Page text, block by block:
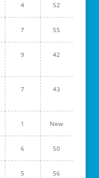
4 52
7 55
9 42
7 43
1 New
6 50
5 56